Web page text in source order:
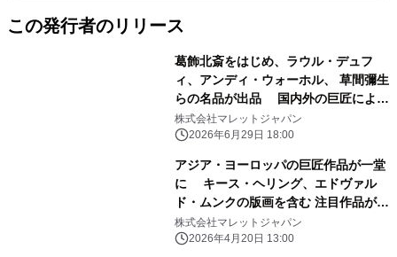
この発行者のリリース
葛飾北斎をはじめ、ラウル・デュフ
ィ、アンディ・ウォーホル、 草間彌生
らの名品が出品 国内外の巨匠による
近代・現代美術が集うアートオークシ
ョン 2026年7月16日に東京・半蔵門
株式会社マレットジャパン
2026年6月29日 18:00
アジア・ヨーロッパの巨匠作品が一堂
に キース・ヘリング、エドヴァル
ド・ムンクの版画を含む 注目作品が出
品されるアートオークション 2026
年5月14日に東京都半蔵門で開催
株式会社マレットジャパン
2026年4月20日 13:00